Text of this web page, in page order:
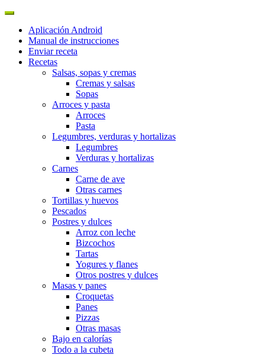
Aplicación Android
Manual de instrucciones
Enviar receta
Recetas
Salsas, sopas y cremas
Cremas y salsas
Sopas
Arroces y pasta
Arroces
Pasta
Legumbres, verduras y hortalizas
Legumbres
Verduras y hortalizas
Carnes
Carne de ave
Otras carnes
Tortillas y huevos
Pescados
Postres y dulces
Arroz con leche
Bizcochos
Tartas
Yogures y flanes
Otros postres y dulces
Masas y panes
Croquetas
Panes
Pizzas
Otras masas
Bajo en calorías
Todo a la cubeta